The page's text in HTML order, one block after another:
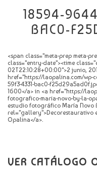
18594-
BAC0-
<span class="meta-prep meta-
class="entry-date"><time
02T22:10:28+00:00">2 junio,
href="https://laopalina.com/wp-
59f3-4331-bac0-
1600</a> in <a href="https://
fotografico-maria-novo-by-la-
estudio fotográfico María Novo
rel="gallery">Decorestaurativo
Opalina</a>.
VER CATÁLOGO